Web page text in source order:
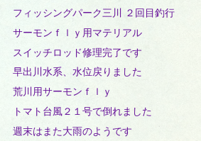
フィッシングパーク三川 ２回目釣行
サーモンｆｌｙ用マテリアル
スイッチロッド修理完了です
早出川水系、水位戻りました
荒川用サーモンｆｌｙ
トマト台風２１号で倒れました
週末はまた大雨のようです